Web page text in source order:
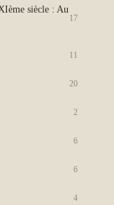
siècle : Au
17
11
20
2
6
6
4